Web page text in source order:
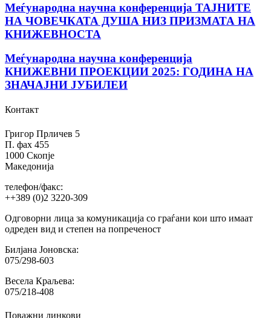
Меѓународна научна конференција ТАЈНИТЕ
НА ЧОВЕЧКАТА ДУША НИЗ ПРИЗМАТА НА
КНИЖЕВНОСТА
Меѓународна научна конференција
КНИЖЕВНИ ПРОЕКЦИИ 2025: ГОДИНА НА
ЗНАЧАЈНИ ЈУБИЛЕИ
Контакт
Григор Прличев 5
П. фах 455
1000 Скопје
Македонија
телефон/факс:
++389 (0)2 3220-309
Одговорни лица за комуникација со граѓани кои што имаат
одреден вид и степен на попреченост
Билјана Јоновска:
075/298-603
Весела Краљева:
075/218-408
Поважни линкови